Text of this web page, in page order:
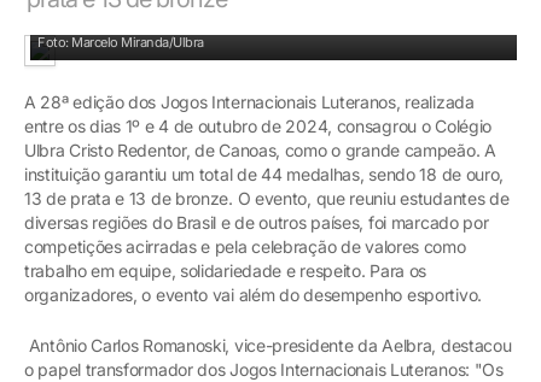
Foto: Marcelo Miranda/Ulbra
A 28ª edição dos Jogos Internacionais Luteranos, realizada
entre os dias 1º e 4 de outubro de 2024, consagrou o Colégio
Ulbra Cristo Redentor, de Canoas, como o grande campeão. A
instituição garantiu um total de 44 medalhas, sendo 18 de ouro,
13 de prata e 13 de bronze. O evento, que reuniu estudantes de
diversas regiões do Brasil e de outros países, foi marcado por
competições acirradas e pela celebração de valores como
trabalho em equipe, solidariedade e respeito. Para os
organizadores, o evento vai além do desempenho esportivo.
Antônio Carlos Romanoski, vice-presidente da Aelbra, destacou
o papel transformador dos Jogos Internacionais Luteranos: "Os